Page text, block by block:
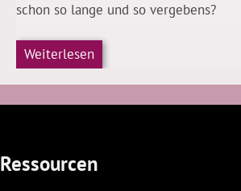
schon so lange und so vergebens?
Weiterlesen
Ressourcen